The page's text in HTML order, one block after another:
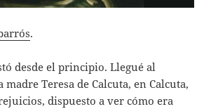
.
desde el principio. Llegué al
Teresa de Calcuta, en Calcuta,
dispuesto a ver cómo era